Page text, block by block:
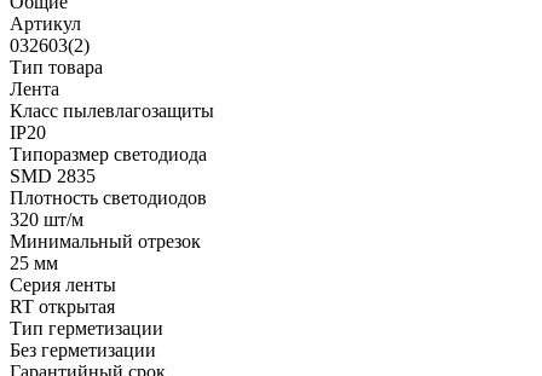
Артикул
032603(2)
Тип товара
Лента
Класс пылевлагозащиты
IP20
Типоразмер светодиода
SMD 2835
Плотность светодиодов
320 шт/м
Минимальный отрезок
25 мм
Серия ленты
RT открытая
Тип герметизации
Без герметизации
Гарантийный срок